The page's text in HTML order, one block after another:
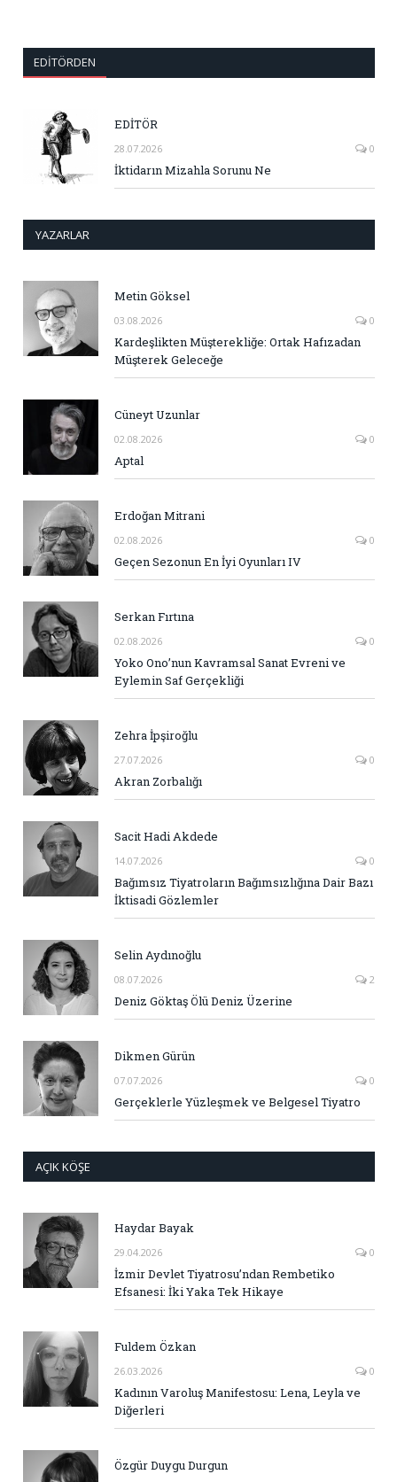
EDITÖRDEN
EDİTÖR
28.07.2026 0
İktidarın Mizahla Sorunu Ne
YAZARLAR
Metin Göksel
03.08.2026 0
Kardeşlikten Müşterekliğe: Ortak Hafızadan
Müşterek Geleceğe
Cüneyt Uzunlar
02.08.2026 0
Aptal
Erdoğan Mitrani
02.08.2026 0
Geçen Sezonun En İyi Oyunları IV
Serkan Fırtına
02.08.2026 0
Yoko Ono’nun Kavramsal Sanat Evreni ve
Eylemin Saf Gerçekliği
Zehra İpşiroğlu
27.07.2026 0
Akran Zorbalığı
Sacit Hadi Akdede
14.07.2026 0
Bağımsız Tiyatroların Bağımsızlığına Dair Bazı
İktisadi Gözlemler
Selin Aydınoğlu
08.07.2026 2
Deniz Göktaş Ölü Deniz Üzerine
Dikmen Gürün
07.07.2026 0
Gerçeklerle Yüzleşmek ve Belgesel Tiyatro
AÇIK KÖŞE
Haydar Bayak
29.04.2026 0
İzmir Devlet Tiyatrosu’ndan Rembetiko
Efsanesi: İki Yaka Tek Hikaye
Fuldem Özkan
26.03.2026 0
Kadının Varoluş Manifestosu: Lena, Leyla ve
Diğerleri
Özgür Duygu Durgun